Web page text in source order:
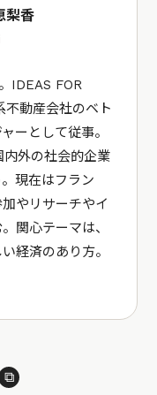
梨香
IDEAS FOR
不動産会社のベト
ーとして従事。
内外の社会的企業
現在はフラン
やリサーチやイ
関心テーマは、
経済のあり方。
⧉